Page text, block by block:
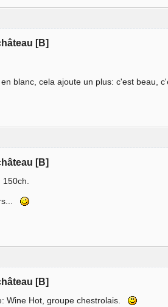
[B]
blanc, cela ajoute un plus: c'est beau,
[B]
150ch.
[B]
Wine Hot, groupe chestrolais.